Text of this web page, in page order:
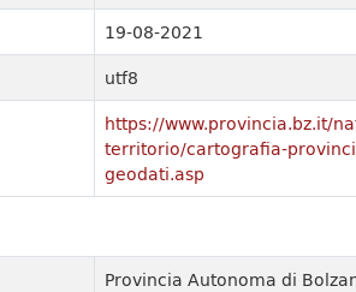
19-08-2021
utf8
https://www.provincia.bz.it/
territorio/cartografia-
geodati.asp
Provincia Autonoma di